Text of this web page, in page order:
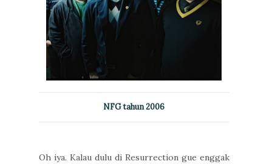
NFG tahun 2006
Oh iya. Kalau dulu di Resurrection gue enggak